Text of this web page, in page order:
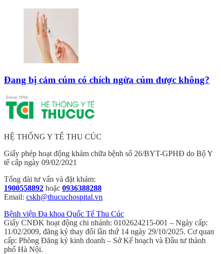
Đang bị cảm cúm có chích ngừa cúm được không?
HỆ THỐNG Y TẾ THU CÚC
Giấy phép hoạt động khám chữa bệnh số 26/BYT-GPHĐ do Bộ Y
tế cấp ngày 09/02/2021
Tổng đài tư vấn và đặt khám:
1900558892 hoặc 0936388288
Email: cskh@thucuchospital.vn
Bệnh viện Đa khoa Quốc Tế Thu Cúc
Giấy CNĐK hoạt động chi nhánh: 0102624215-001 – Ngày cấp:
11/02/2009, đăng ký thay đổi lần thứ 14 ngày 29/10/2025. Cơ quan
cấp: Phòng Đăng ký kinh doanh – Sở Kế hoạch và Đầu tư thành
phố Hà Nội.